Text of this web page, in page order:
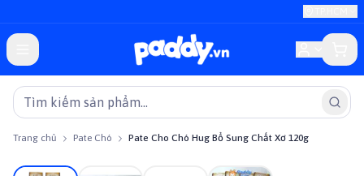
Trang chủ Pate Chó Pate Cho Chó Hug Bổ Sung Chất Xơ 120g